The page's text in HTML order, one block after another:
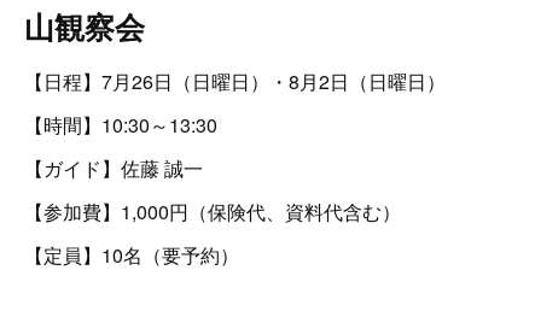
山観察会
【日程】7月26日（日曜日）・8月2日（日曜日）
【時間】10:30～13:30
【ガイド】佐藤 誠一
【参加費】1,000円（保険代、資料代含む）
【定員】10名（要予約）